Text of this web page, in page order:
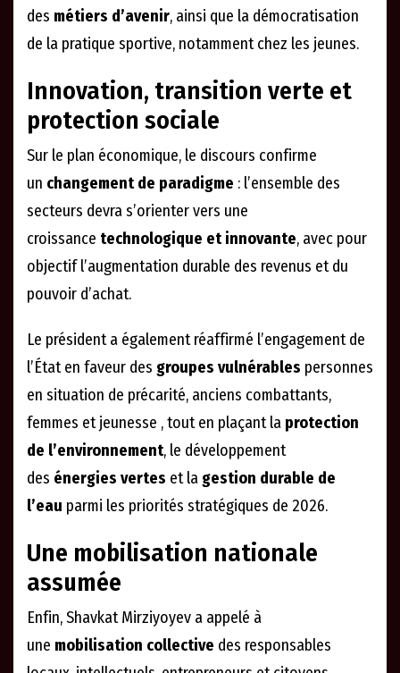
des métiers d’avenir, ainsi que la démocratisation
de la pratique sportive, notamment chez les jeunes.
Innovation, transition verte et
protection sociale
Sur le plan économique, le discours confirme
un changement de paradigme : l’ensemble des
secteurs devra s’orienter vers une
croissance technologique et innovante, avec pour
objectif l’augmentation durable des revenus et du
pouvoir d’achat.
Le président a également réaffirmé l’engagement de
l’État en faveur des groupes vulnérables personnes
en situation de précarité, anciens combattants,
femmes et jeunesse , tout en plaçant la protection
de l’environnement, le développement
des énergies vertes et la gestion durable de
l’eau parmi les priorités stratégiques de 2026.
Une mobilisation nationale
assumée
Enfin, Shavkat Mirziyoyev a appelé à
une mobilisation collective des responsables